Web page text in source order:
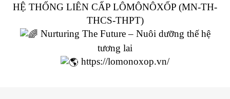
HỆ THỐNG LIÊN CẤP LÔMÔNÔXỐP (MN-TH-
THCS-THPT)
Nurturing The Future – Nuôi dưỡng thế hệ
tương lai
https://lomonoxop.vn/